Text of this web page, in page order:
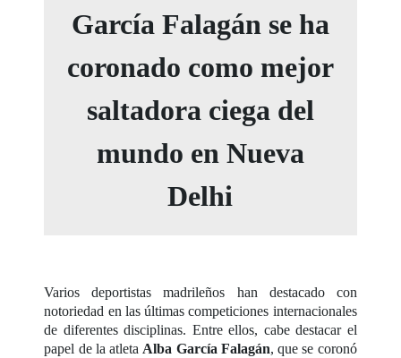
García Falagán se ha
coronado como mejor
saltadora ciega del
mundo en Nueva
Delhi
Varios deportistas madrileños han destacado con
notoriedad en las últimas competiciones internacionales
de diferentes disciplinas. Entre ellos, cabe destacar el
papel de la atleta Alba García Falagán, que se coronó